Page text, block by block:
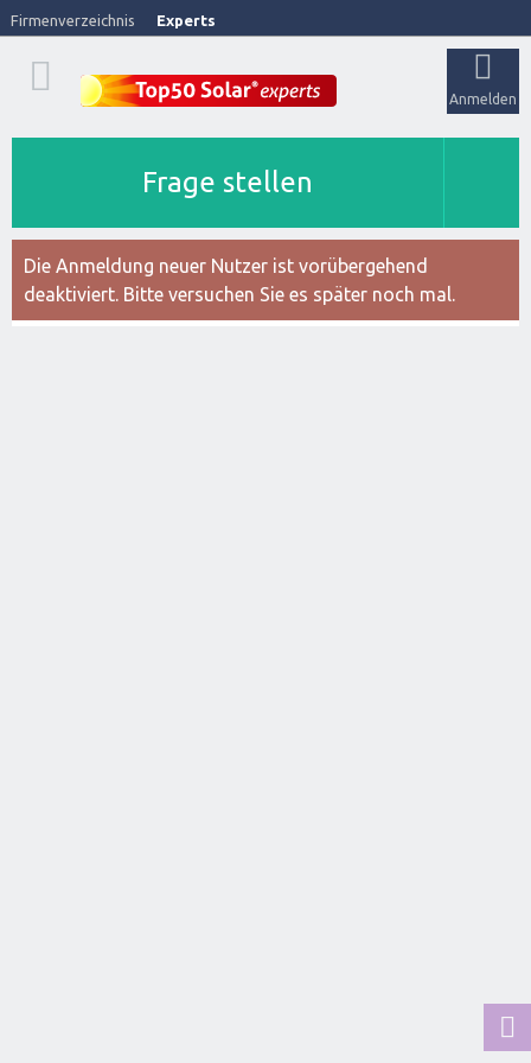
Firmenverzeichnis Experts
Anmelden
Frage stellen
Die Anmeldung neuer Nutzer ist vorübergehend
deaktiviert. Bitte versuchen Sie es später noch mal.